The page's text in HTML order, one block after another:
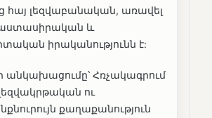
լեզվաբանական, առավել
և
իրականությունն է:
Հռչակագրում
ու
քաղաքանություն